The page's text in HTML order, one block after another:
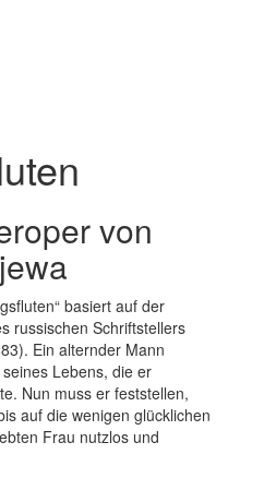
von
basiert auf der
russischen Schriftstellers
Ein alternder Mann
Lebens, die er
Nun muss er feststellen,
auf die wenigen glücklichen
Frau nutzlos und